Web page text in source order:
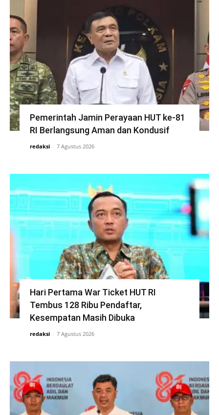
Pemerintah Jamin Perayaan HUT ke-81
RI Berlangsung Aman dan Kondusif
redaksi - 7 Agustus 2026
Hari Pertama War Ticket HUT RI
Tembus 128 Ribu Pendaftar,
Kesempatan Masih Dibuka
redaksi - 7 Agustus 2026